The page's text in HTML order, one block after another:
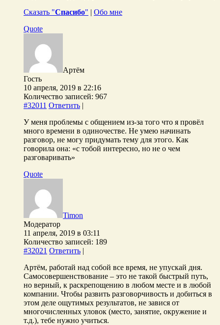
Сказать "Спасибо" | Обо мне
Quote
Артём
Гость
10 апреля, 2019 в 22:16
Количество записей: 967
#32011 Ответить |
У меня проблемы с общением из-за того что я провёл
много времени в одиночестве. Не умею начинать
разговор, не могу придумать тему для этого. Как
говорила она: «с тобой интересно, но не о чем
разговаривать»
Quote
Timon
Модератор
11 апреля, 2019 в 03:11
Количество записей: 189
#32021 Ответить |
Артём, работай над собой все время, не упускай дня.
Самосовершенствование – это не такой быстрый путь,
но верный, к раскрепощению в любом месте и в любой
компании. Чтобы развить разговорчивость и добиться в
этом деле ощутимых результатов, не завися от
многочисленных уловок (место, занятие, окружение и
т.д.), тебе нужно учиться.